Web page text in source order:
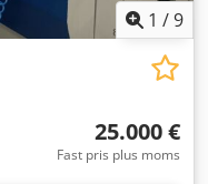
1 /9
25.000 €
Fast pris plus moms